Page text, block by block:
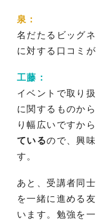
泉：
名だたるビッグ
に対する口コミ
工藤：
イベントで取り
に関するものか
り幅広いですから
ているので、興
す。
あと、受講者同
を一緒に進める
います。勉強を